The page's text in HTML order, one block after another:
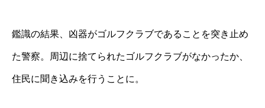
鑑識の結果、凶器がゴルフクラブであることを突き止め
た警察。周辺に捨てられたゴルフクラブがなかったか、
住民に聞き込みを行うことに。